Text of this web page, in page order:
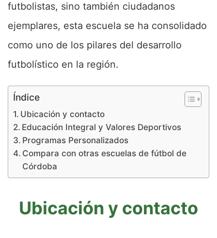
futbolistas, sino también ciudadanos
ejemplares, esta escuela se ha consolidado
como uno de los pilares del desarrollo
futbolístico en la región.
Índice
Ubicación y contacto
Educación Integral y Valores Deportivos
Programas Personalizados
Compara con otras escuelas de fútbol de
Córdoba
Ubicación y contacto